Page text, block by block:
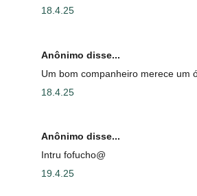
18.4.25
Anônimo disse...
Um bom companheiro merece um
18.4.25
Anônimo disse...
Intru fofucho@
19.4.25